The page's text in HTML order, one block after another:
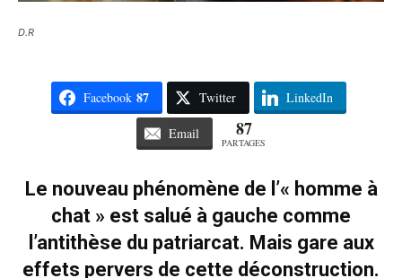
D.R
Facebook 87 Twitter LinkedIn
Email 87
PARTAGES
Le nouveau phénomène de l’« homme à
chat » est salué à gauche comme
l’antithèse du patriarcat. Mais gare aux
effets pervers de cette déconstruction.